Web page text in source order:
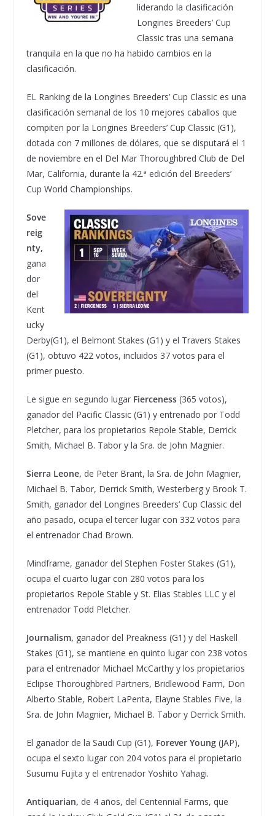
liderando la clasificación
Longines Breeders’ Cup
Classic tras una semana
tranquila en la que no ha habido cambios en la
clasificación.
EL Ranking de la Longines Breeders’ Cup Classic es una
clasificación semanal de los 10 mejores caballos que
compiten por la Longines Breeders’ Cup Classic (G1),
dotada con 7 millones de dólares, que se disputará el 1
de noviembre en el Del Mar Thoroughbred Club de Del
Mar, California, durante la 42.ª edición del Breeders’
Cup World Championships.
Sove
reig
nty,
gana
dor
del
Kent
ucky
Derby(G1), el Belmont Stakes (G1) y el Travers Stakes
(G1), obtuvo 422 votos, incluidos 37 votos para el
primer puesto.
Le sigue en segundo lugar Fierceness(365 votos),
ganador del Pacific Classic (G1) y entrenado por Todd
Pletcher, para los propietarios Repole Stable, Derrick
Smith, Michael B. Tabor y la Sra. de John Magnier.
Sierra Leone, de Peter Brant, la Sra. de John Magnier,
Michael B. Tabor, Derrick Smith, Westerberg y Brook T.
Smith, ganador del Longines Breeders’ Cup Classic del
año pasado, ocupa el tercer lugar con 332 votos para
el entrenador Chad Brown.
Mindframe, ganador del Stephen Foster Stakes (G1),
ocupa el cuarto lugar con 280 votos para los
propietarios Repole Stable y St. Elias Stables LLC y el
entrenador Todd Pletcher.
Journalism, ganador del Preakness (G1) y del Haskell
Stakes (G1), se mantiene en quinto lugar con 238 votos
para el entrenador Michael McCarthy y los propietarios
Eclipse Thoroughbred Partners, Bridlewood Farm, Don
Alberto Stable, Robert LaPenta, Elayne Stables Five, la
Sra. de John Magnier, Michael B. Tabor y Derrick Smith.
El ganador de la Saudi Cup (G1), Forever Young(JAP),
ocupa el sexto lugar con 204 votos para el propietario
Susumu Fujita y el entrenador Yoshito Yahagi.
Antiquarian, de 4 años, del Centennial Farms, que